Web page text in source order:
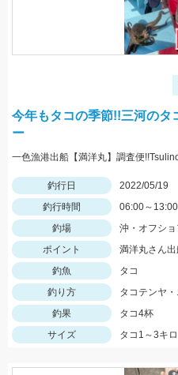
今年もタコの季節!!三河のタ
ー
釣行日
2022/05/19
釣行時間
06:00～13:00
釣場
沖・オフショ
ポイント
満洋丸さん
釣魚
タコ
釣り方
タコテンヤ
釣果
タコ4杯
サイズ
タコ1～3キロ